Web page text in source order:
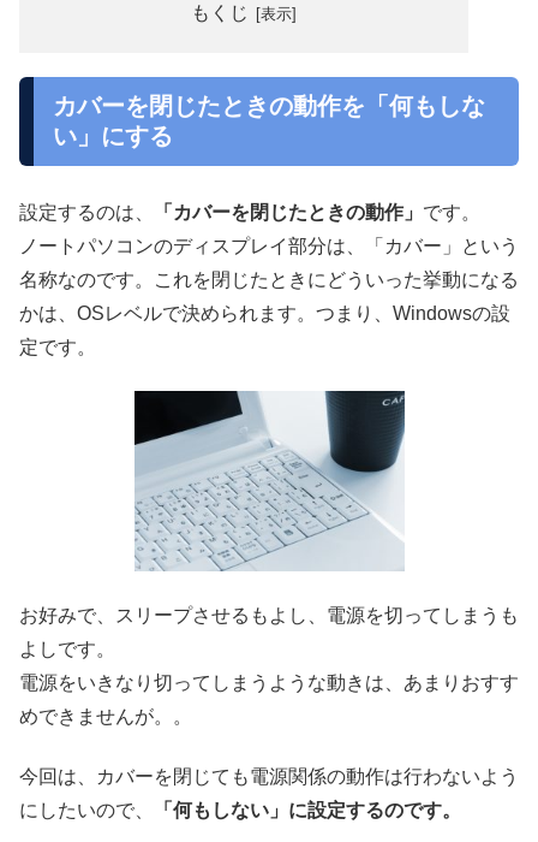
もくじ
カバーを閉じたときの動作を「何もしな
い」にする
設定するのは、 「カバーを閉じたときの動作」 です。
ノートパソコンのディスプレイ部分は、「カバー」という
名称なのです。これを閉じたときにどういった挙動になる
かは、OSレベルで決められます。つまり、Windowsの設
定です。
お好みで、スリープさせるもよし、電源を切ってしまうも
よしです。
電源をいきなり切ってしまうような動きは、あまりおすす
めできませんが。。
今回は、カバーを閉じても電源関係の動作は行わないよう
にしたいので、
「何もしない」に設定するのです。